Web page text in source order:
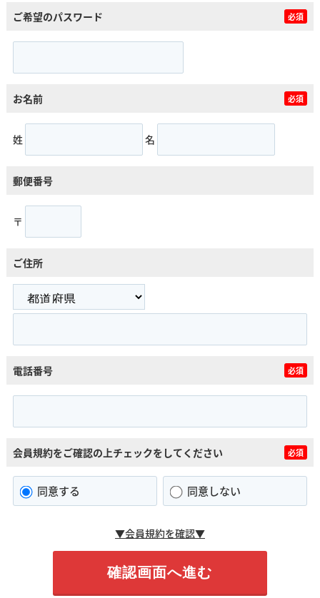
ご希望のパスワード 必須
お名前 必須
姓 名
郵便番号
〒
ご住所
電話番号 必須
会員規約をご確認の上チェックをしてください 必須
同意する 同意しない
▼会員規約を確認▼